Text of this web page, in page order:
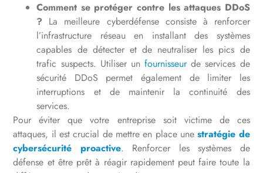
Comment se protéger contre les attaques DDoS
? La meilleure cyberdéfense consiste à renforcer
l’infrastructure réseau en installant des systèmes
capables de détecter et de neutraliser les pics de
trafic suspects. Utiliser unfournisseurde services de
sécurité DDoS permet également de limiter les
interruptions et de maintenir la continuité des
services.
Pour éviter que votre entreprise soit victime de ces
attaques, il est crucial de mettre en place unestratégie de
cybersécurité proactive. Renforcer les systèmes de
défense et être prêt à réagir rapidement peut faire toute la